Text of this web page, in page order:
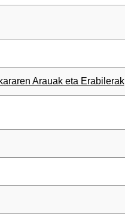
Arauak eta Erabilerak